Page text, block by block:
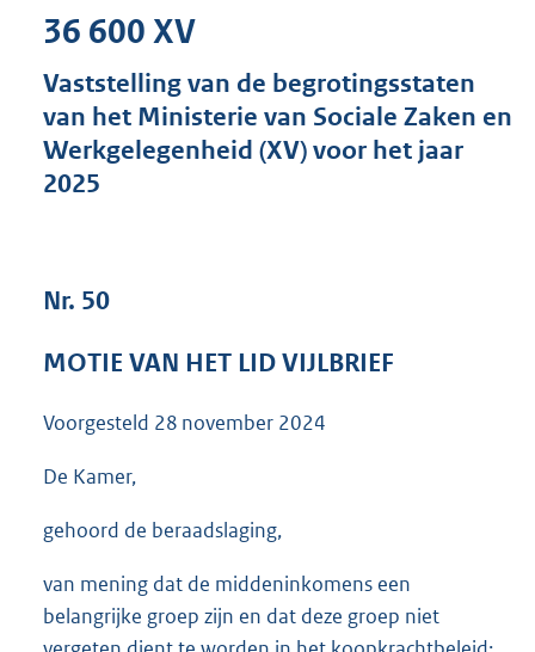
s
g
r
K
36 600 XV
Vaststelling van de begrotingsstaten
van het Ministerie van Sociale Zaken en
Werkgelegenheid (XV) voor het jaar
2025
Nr. 50
MOTIE VAN HET LID VIJLBRIEF
Voorgesteld 28 november 2024
De Kamer,
gehoord de beraadslaging,
van mening dat de middeninkomens een
belangrijke groep zijn en dat deze groep niet